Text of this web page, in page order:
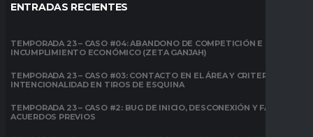
ENTRADAS RECIENTES
TEMPORADA 23 – CASO #04: ABANDONO DE COMPETICIÓN E
INCUMPLIMIENTO ECONÓMICO (ZETA GANJAH)
TEMPORADA 23 – CASO #03: CONTACTO EN EL ÁREA Y CRITERIO DE
INTENCIONALIDAD EN TIROS DE ESQUINA
TEMPORADA 23 – CASO #2: BUG DE INICIO, DESCONEXIÓN Y FALTA DE
ACUERDOS PREVIOS